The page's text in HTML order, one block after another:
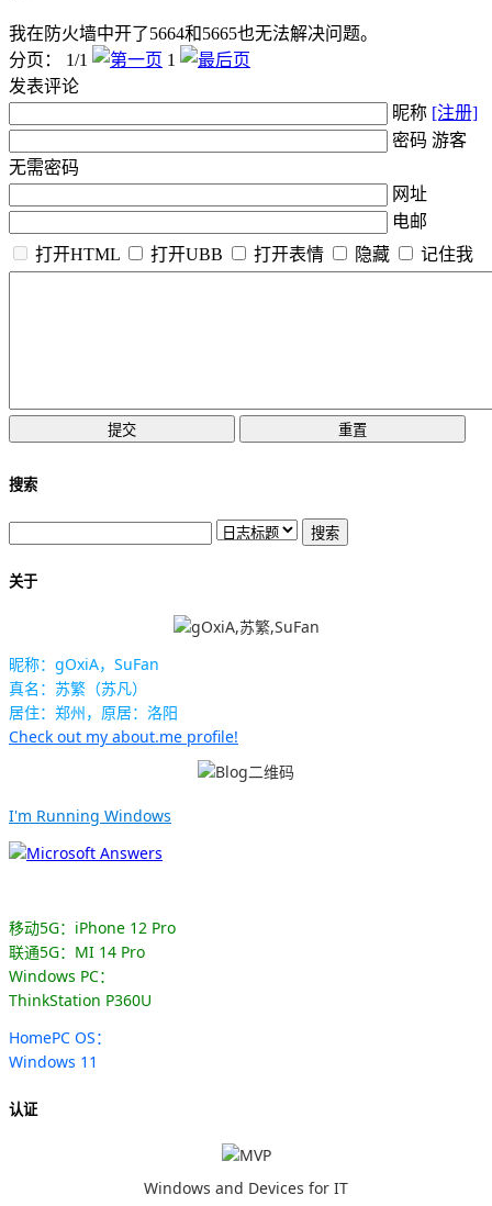
我在防火墙中开了5664和5665也无法解决问题。
分页： 1/1
1
发表评论
昵称 [注册]
密码 游客
无需密码
网址
电邮
打开HTML
打开UBB 打开表情 隐藏 记住我
搜索
关于
昵称：gOxiA，SuFan
真名：苏繁（苏凡）
居住：郑州，原居：洛阳
Check out my about.me profile!
I'm Running Windows
移动5G：iPhone 12 Pro
联通5G：MI 14 Pro
Windows PC：
ThinkStation P360U
HomePC OS：
Windows 11
认证
Windows and Devices for IT